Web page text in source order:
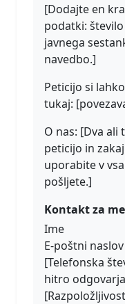
[Dodajte en
podatki:
javnega
navedbo.]
Peticijo si
tukaj:
O nas: [Dva
peticijo in
uporabite v
pošljete.]
Kontakt za
Ime
E-poštni naslov
[Telefonska
hitro